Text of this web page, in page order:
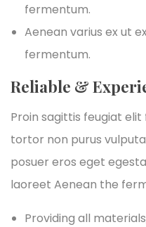
fermentum.
Aenean varius ex ut
fermentum.
Reliable &
Proin sagittis feugiat
tortor non purus
posuer eros eget
laoreet Aenean the
Providing all